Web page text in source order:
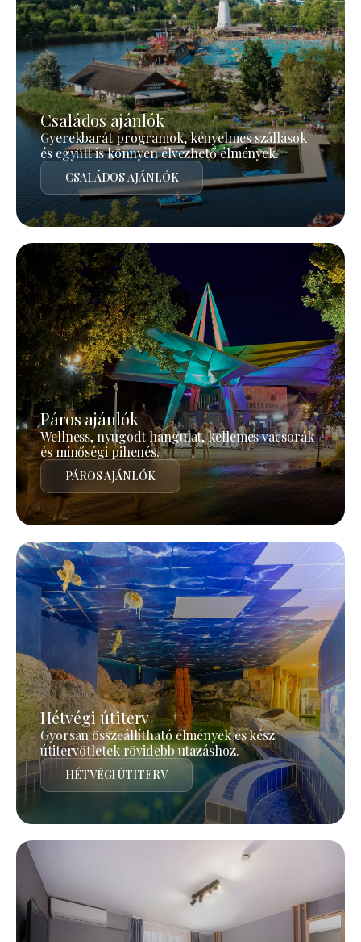
Családos ajánlók
Gyerekbarát programok, kényelmes szállások
és együtt is könnyen élvezhető élmények.
CSALÁDOS AJÁNLÓK
Páros ajánlók
Wellness, nyugodt hangulat, kellemes vacsorák
és minőségi pihenés.
PÁROS AJÁNLÓK
Hétvégi útiterv
Gyorsan összeállítható élmények és kész
útitervötletek rövidebb utazáshoz.
HÉTVÉGI ÚTITERV